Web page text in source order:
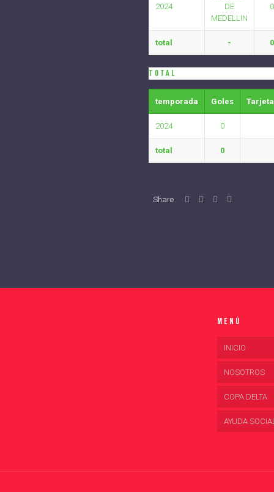
2024
DE
MEDELLIN
0
total - 0
Total
temporada Goles
2024 0
total 0
Share
Menú
INICIO
NOSOTROS
COPA DELTA
AYUDA